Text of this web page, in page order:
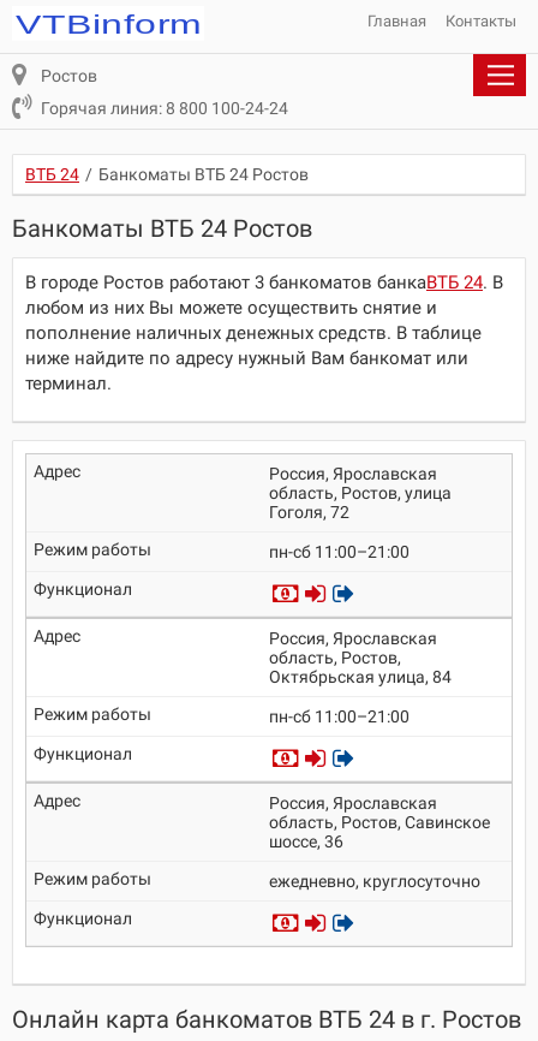
Главная Контакты
Ростов
Горячая линия: 8 800 100-24-24
ВТБ 24 / Банкоматы ВТБ 24 Ростов
Банкоматы ВТБ 24 Ростов
В городе Ростов работают 3 банкоматов банкаВТБ 24. В
любом из них Вы можете осуществить снятие и
пополнение наличных денежных средств. В таблице
ниже найдите по адресу нужный Вам банкомат или
терминал.
Россия, Ярославская
область, Ростов, улица
Гоголя, 72
пн-сб 11:00–21:00
Россия, Ярославская
область, Ростов,
Октябрьская улица, 84
пн-сб 11:00–21:00
Россия, Ярославская
область, Ростов, Савинское
шоссе, 36
ежедневно, круглосуточно
Онлайн карта банкоматов ВТБ 24 в г. Ростов